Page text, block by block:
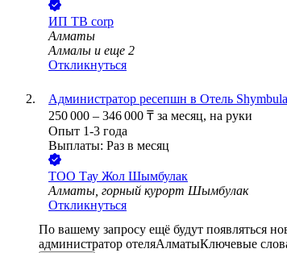
ИП TB corp
Алматы
Алмалы и еще 2
Откликнуться
Администратор ресепшн в Отель
250 000 – 346 000 ₸ за месяц, на руки
Опыт 1-3 года
Выплаты: Раз в месяц
ТОО Тау Жол Шымбулак
Алматы, горный курорт Шымбулак
Откликнуться
По вашему запросу ещё будут появляться
администратор отеляАлматыКлючевые